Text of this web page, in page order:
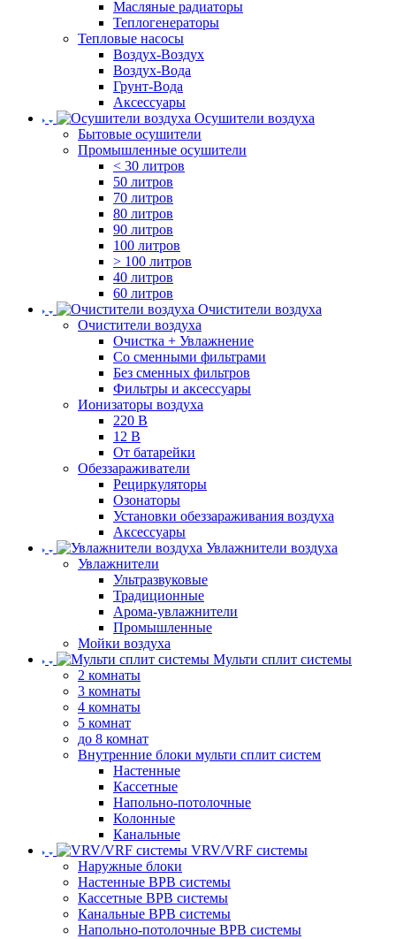
Масляные радиаторы
Теплогенераторы
Тепловые насосы
Воздух-Воздух
Воздух-Вода
Грунт-Вода
Аксессуары
Осушители воздуха
Бытовые осушители
Промышленные осушители
< 30 литров
50 литров
70 литров
80 литров
90 литров
100 литров
> 100 литров
40 литров
60 литров
Очистители воздуха
Очистители воздуха
Очистка + Увлажнение
Cо сменными фильтрами
Без сменных фильтров
Фильтры и аксессуары
Ионизаторы воздуха
220 В
12 В
От батарейки
Обеззараживатели
Рециркуляторы
Озонаторы
Установки обеззараживания воздуха
Аксессуары
Увлажнители воздуха
Увлажнители
Ультразвуковые
Традиционные
Арома-увлажнители
Промышленные
Мойки воздуха
Мульти сплит системы
2 комнаты
3 комнаты
4 комнаты
5 комнат
до 8 комнат
Внутренние блоки мульти сплит систем
Настенные
Кассетные
Напольно-потолочные
Колонные
Канальные
VRV/VRF системы
Наружные блоки
Настенные ВРВ системы
Кассетные ВРВ системы
Канальные ВРВ системы
Напольно-потолочные ВРВ системы